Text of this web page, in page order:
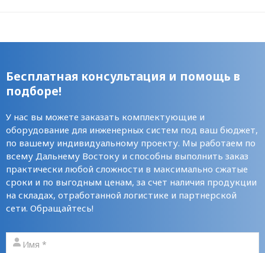
Бесплатная консультация и помощь в
подборе!
У нас вы можете заказать комплектующие и
оборудование для инженерных систем под ваш бюджет,
по вашему индивидуальному проекту. Мы работаем по
всему Дальнему Востоку и способны выполнить заказ
практически любой сложности в максимально сжатые
сроки и по выгодным ценам, за счет наличия продукции
на складах, отработанной логистике и партнерской
сети. Обращайтесь!